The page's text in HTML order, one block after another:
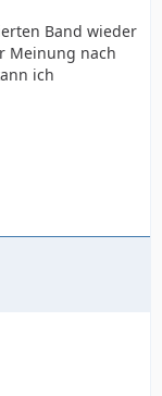
Band wieder
Meinung nach
ich